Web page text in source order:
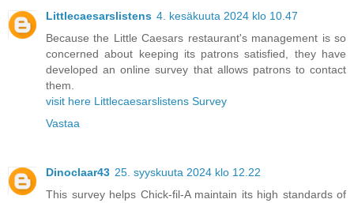
Littlecaesarslistens 4. kesäkuuta 2024 klo 10.47
Because the Little Caesars restaurant's management is so
concerned about keeping its patrons satisfied, they have
developed an online survey that allows patrons to contact
them.
visit here Littlecaesarslistens Survey
Vastaa
Dinoclaar43 25. syyskuuta 2024 klo 12.22
This survey helps Chick-fil-A maintain its high standards of